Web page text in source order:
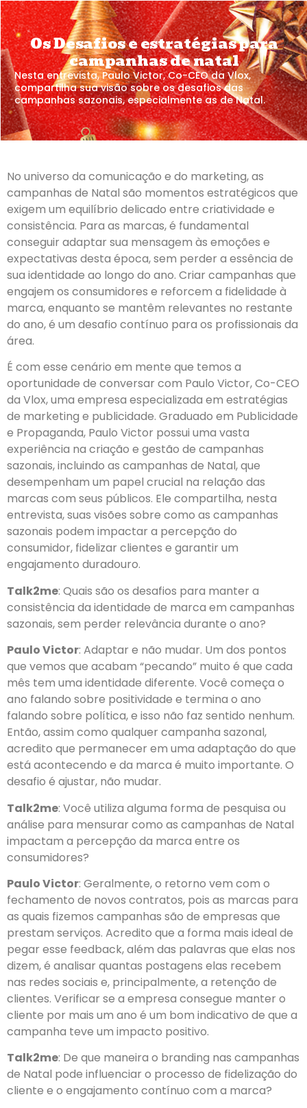
Os Desafios e estratégias para
campanhas de natal
Nesta entrevista, Paulo Victor, Co-CEO da Vlox,
compartilha sua visão sobre os desafios das
campanhas sazonais, especialmente as de Natal.
No universo da comunicação e do marketing, as
campanhas de Natal são momentos estratégicos que
exigem um equilíbrio delicado entre criatividade e
consistência. Para as marcas, é fundamental
conseguir adaptar sua mensagem às emoções e
expectativas desta época, sem perder a essência de
sua identidade ao longo do ano. Criar campanhas que
engajem os consumidores e reforcem a fidelidade à
marca, enquanto se mantêm relevantes no restante
do ano, é um desafio contínuo para os profissionais da
área.
É com esse cenário em mente que temos a
oportunidade de conversar com Paulo Victor, Co-CEO
da Vlox, uma empresa especializada em estratégias
de marketing e publicidade. Graduado em Publicidade
e Propaganda, Paulo Victor possui uma vasta
experiência na criação e gestão de campanhas
sazonais, incluindo as campanhas de Natal, que
desempenham um papel crucial na relação das
marcas com seus públicos. Ele compartilha, nesta
entrevista, suas visões sobre como as campanhas
sazonais podem impactar a percepção do
consumidor, fidelizar clientes e garantir um
engajamento duradouro.
Talk2me: Quais são os desafios para manter a
consistência da identidade de marca em campanhas
sazonais, sem perder relevância durante o ano?
Paulo Victor: Adaptar e não mudar. Um dos pontos
que vemos que acabam “pecando” muito é que cada
mês tem uma identidade diferente. Você começa o
ano falando sobre positividade e termina o ano
falando sobre política, e isso não faz sentido nenhum.
Então, assim como qualquer campanha sazonal,
acredito que permanecer em uma adaptação do que
está acontecendo e da marca é muito importante. O
desafio é ajustar, não mudar.
Talk2me: Você utiliza alguma forma de pesquisa ou
análise para mensurar como as campanhas de Natal
impactam a percepção da marca entre os
consumidores?
Paulo Victor: Geralmente, o retorno vem com o
fechamento de novos contratos, pois as marcas para
as quais fizemos campanhas são de empresas que
prestam serviços. Acredito que a forma mais ideal de
pegar esse feedback, além das palavras que elas nos
dizem, é analisar quantas postagens elas recebem
nas redes sociais e, principalmente, a retenção de
clientes. Verificar se a empresa consegue manter o
cliente por mais um ano é um bom indicativo de que a
campanha teve um impacto positivo.
Talk2me: De que maneira o branding nas campanhas
de Natal pode influenciar o processo de fidelização do
cliente e o engajamento contínuo com a marca?